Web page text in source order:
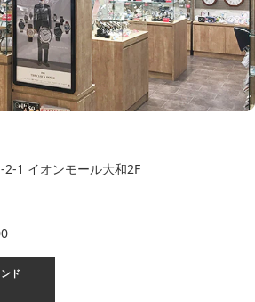
1 イオンモール大和2F
ド